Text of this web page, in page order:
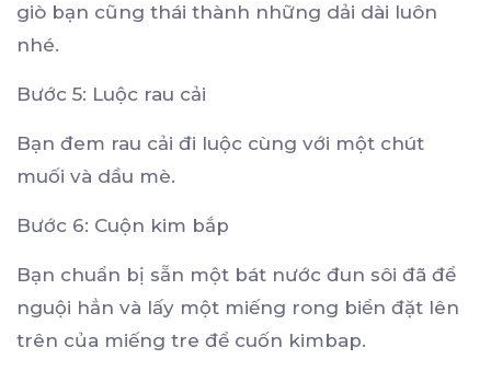
giò bạn cũng thái thành những dải dài luôn
nhé.
Bước 5: Luộc rau cải
Bạn đem rau cải đi luộc cùng với một chút
muối và dầu mè.
Bước 6: Cuộn kim bắp
Bạn chuẩn bị sẵn một bát nước đun sôi đã để
nguội hẳn và lấy một miếng rong biển đặt lên
trên của miếng tre để cuốn kimbap.